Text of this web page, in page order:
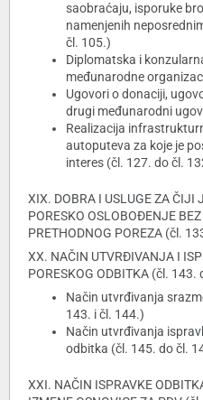
saobraćaju, isporuke
namenjenih
čl. 105.)
Diplomatska i
međunarodne
Ugovori o donaciji,
drugi međunarodni
Realizacija
autoputeva za koje je
interes (čl. 127. do čl.
XIX. DOBRA I USLUGE ZA ČIJI
PORESKO OSLOBOĐENJE
PRETHODNOG POREZA (čl.
XX. NAČIN UTVRĐIVANJA I
PORESKOG ODBITKA (čl. 143.
Način utvrđivanja
143. i čl. 144.)
Način utvrđivanja
odbitka (čl. 145. do čl.
XXI. NAČIN ISPRAVKE